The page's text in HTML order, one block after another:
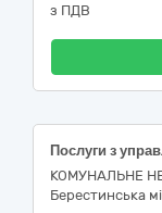
з ПДВ
КОМУНАЛЬНЕ
Берестинська